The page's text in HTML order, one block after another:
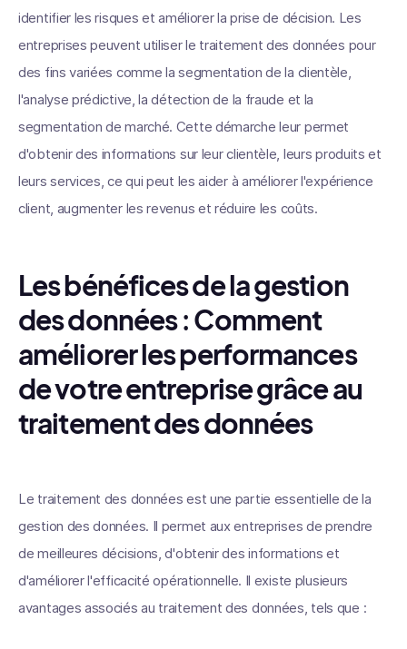
identifier les risques et améliorer la prise de décision. Les
entreprises peuvent utiliser le traitement des données pour
des fins variées comme la segmentation de la clientèle,
l'analyse prédictive, la détection de la fraude et la
segmentation de marché. Cette démarche leur permet
d'obtenir des informations sur leur clientèle, leurs produits et
leurs services, ce qui peut les aider à améliorer l'expérience
client, augmenter les revenus et réduire les coûts.
Les bénéfices de la gestion
des données : Comment
améliorer les performances
de votre entreprise grâce au
traitement des données
Le traitement des données est une partie essentielle de la
gestion des données. Il permet aux entreprises de prendre
de meilleures décisions, d'obtenir des informations et
d'améliorer l'efficacité opérationnelle. Il existe plusieurs
avantages associés au traitement des données, tels que :